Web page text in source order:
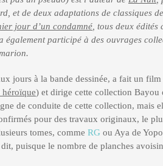
et de deux adaptations de classiques
jour d’un condamné , tous deux
participé à des ouvrages
jours à la bande dessinée, a fait un
) et dirige cette collection Bayou
de conduite de cette collection, mais
pour des travaux originaux, le
tomes, comme RG ou Aya de
puisque le nombre de planches